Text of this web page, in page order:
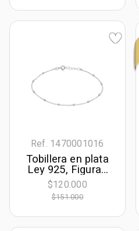
Ref. 1470001016
Tobillera en plata
Ley 925, Figuras
geométricas, 21
cm. de largo, 1
mm. de ancho, de
$120.000
$151.000